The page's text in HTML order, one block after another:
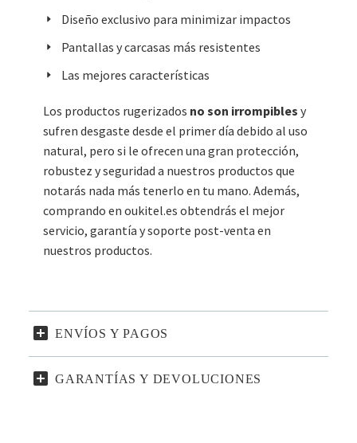
Diseño exclusivo para minimizar impactos
Pantallas y carcasas más resistentes
Las mejores características
Los productos rugerizados no son irrompibles y
sufren desgaste desde el primer día debido al uso
natural, pero si le ofrecen una gran protección,
robustez y seguridad a nuestros productos que
notarás nada más tenerlo en tu mano. Además,
comprando en oukitel.es obtendrás el mejor
servicio, garantía y soporte post-venta en
nuestros productos.
ENVÍOS Y PAGOS
GARANTÍAS Y DEVOLUCIONES